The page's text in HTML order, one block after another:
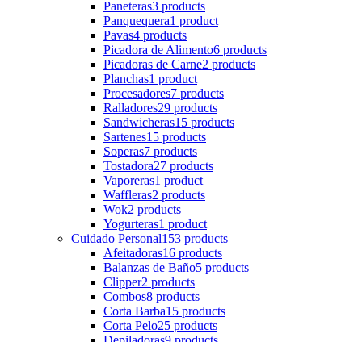
Paneteras3 products
Panquequera1 product
Pavas4 products
Picadora de Alimento6 products
Picadoras de Carne2 products
Planchas1 product
Procesadores7 products
Ralladores29 products
Sandwicheras15 products
Sartenes15 products
Soperas7 products
Tostadora27 products
Vaporeras1 product
Waffleras2 products
Wok2 products
Yogurteras1 product
Cuidado Personal153 products
Afeitadoras16 products
Balanzas de Baño5 products
Clipper2 products
Combos8 products
Corta Barba15 products
Corta Pelo25 products